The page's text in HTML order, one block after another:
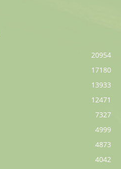
20954
17180
13933
12471
7327
4999
4873
4042